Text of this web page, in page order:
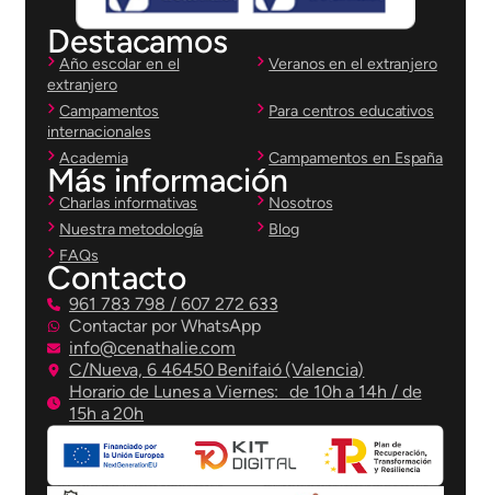
Destacamos
Año escolar en el
extranjero
Veranos en el extranjero
Campamentos
internacionales
Para centros educativos
Academia Campamentos en España
Más información
Charlas informativas
Nosotros
Nuestra metodología
Blog
FAQs
Contacto
961 783 798 / 607 272 633
Contactar por WhatsApp
info@cenathalie.com
C/Nueva, 6 46450 Benifaió (Valencia)
Horario de Lunes a Viernes: de 10h a 14h / de
15h a 20h